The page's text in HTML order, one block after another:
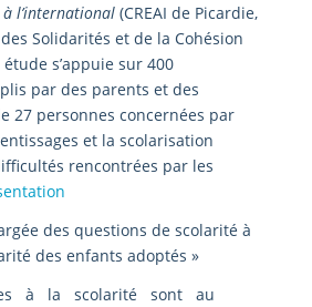
l’international(CREAI de Picardie,
Solidarités et de la Cohésion
s’appuie sur 400
par des parents et des
27 personnes concernées par
et la scolarisation
rencontrées par les
des questions de scolarité à
des enfants adoptés »
à la scolarité sont au